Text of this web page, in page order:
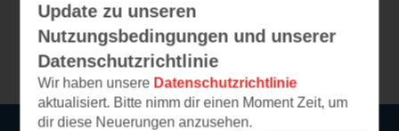
Weitere Leseeindrücke
Update zu unseren
Nutzungsbedingungen und unserer
Datenschutzrichtlinie
Wir haben unsere Datenschutzrichtlinie
aktualisiert. Bitte nimm dir einen Moment Zeit, um
dir diese Neuerungen anzusehen.